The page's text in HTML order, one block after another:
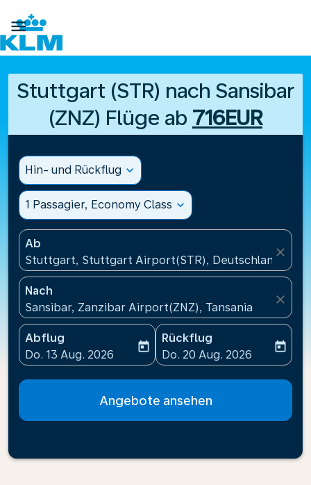

Stuttgart (STR) nach Sansibar
(ZNZ) Flüge ab 716EUR
Hin- und Rückflug expand_more
1 Passagier, Economy Class expand_more
Ab
Stuttgart, Stuttgart Airport(STR), Deutschland
close
Nach
Sansibar, Zanzibar Airport(ZNZ), Tansania
close
Abflug
fc-booking-departure-date-aria-label
Do. 13 Aug. 2026
today
Rückflug
fc-booking-return-date-
Do. 20 Aug. 2026
today
Angebote ansehen